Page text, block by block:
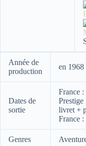
Année de
production
en 1968
Dates de
sortie
France
livret +
France
Genres